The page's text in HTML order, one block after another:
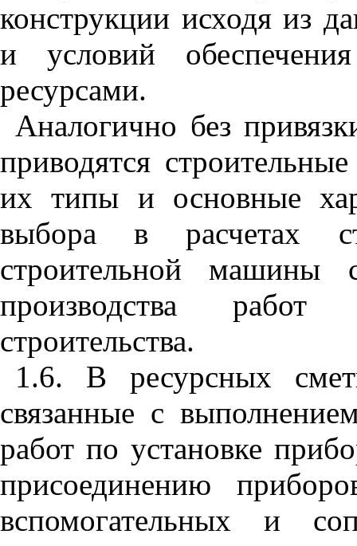
конструкции исходя из
и условий
ресурсами.
Аналогично без
приводятся
их типы и основные
выбора в расчетах
строительной машины
производства
строительства.
1.6. В ресурсных
связанные с
работ по установке
присоединению
вспомогательных и